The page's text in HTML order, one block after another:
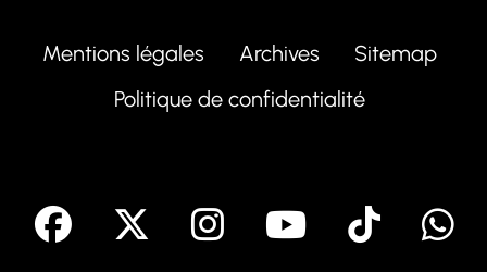
Mentions légales Archives
Sitemap
Politique de confidentialité
facebook Instagram
Youtube
Tik